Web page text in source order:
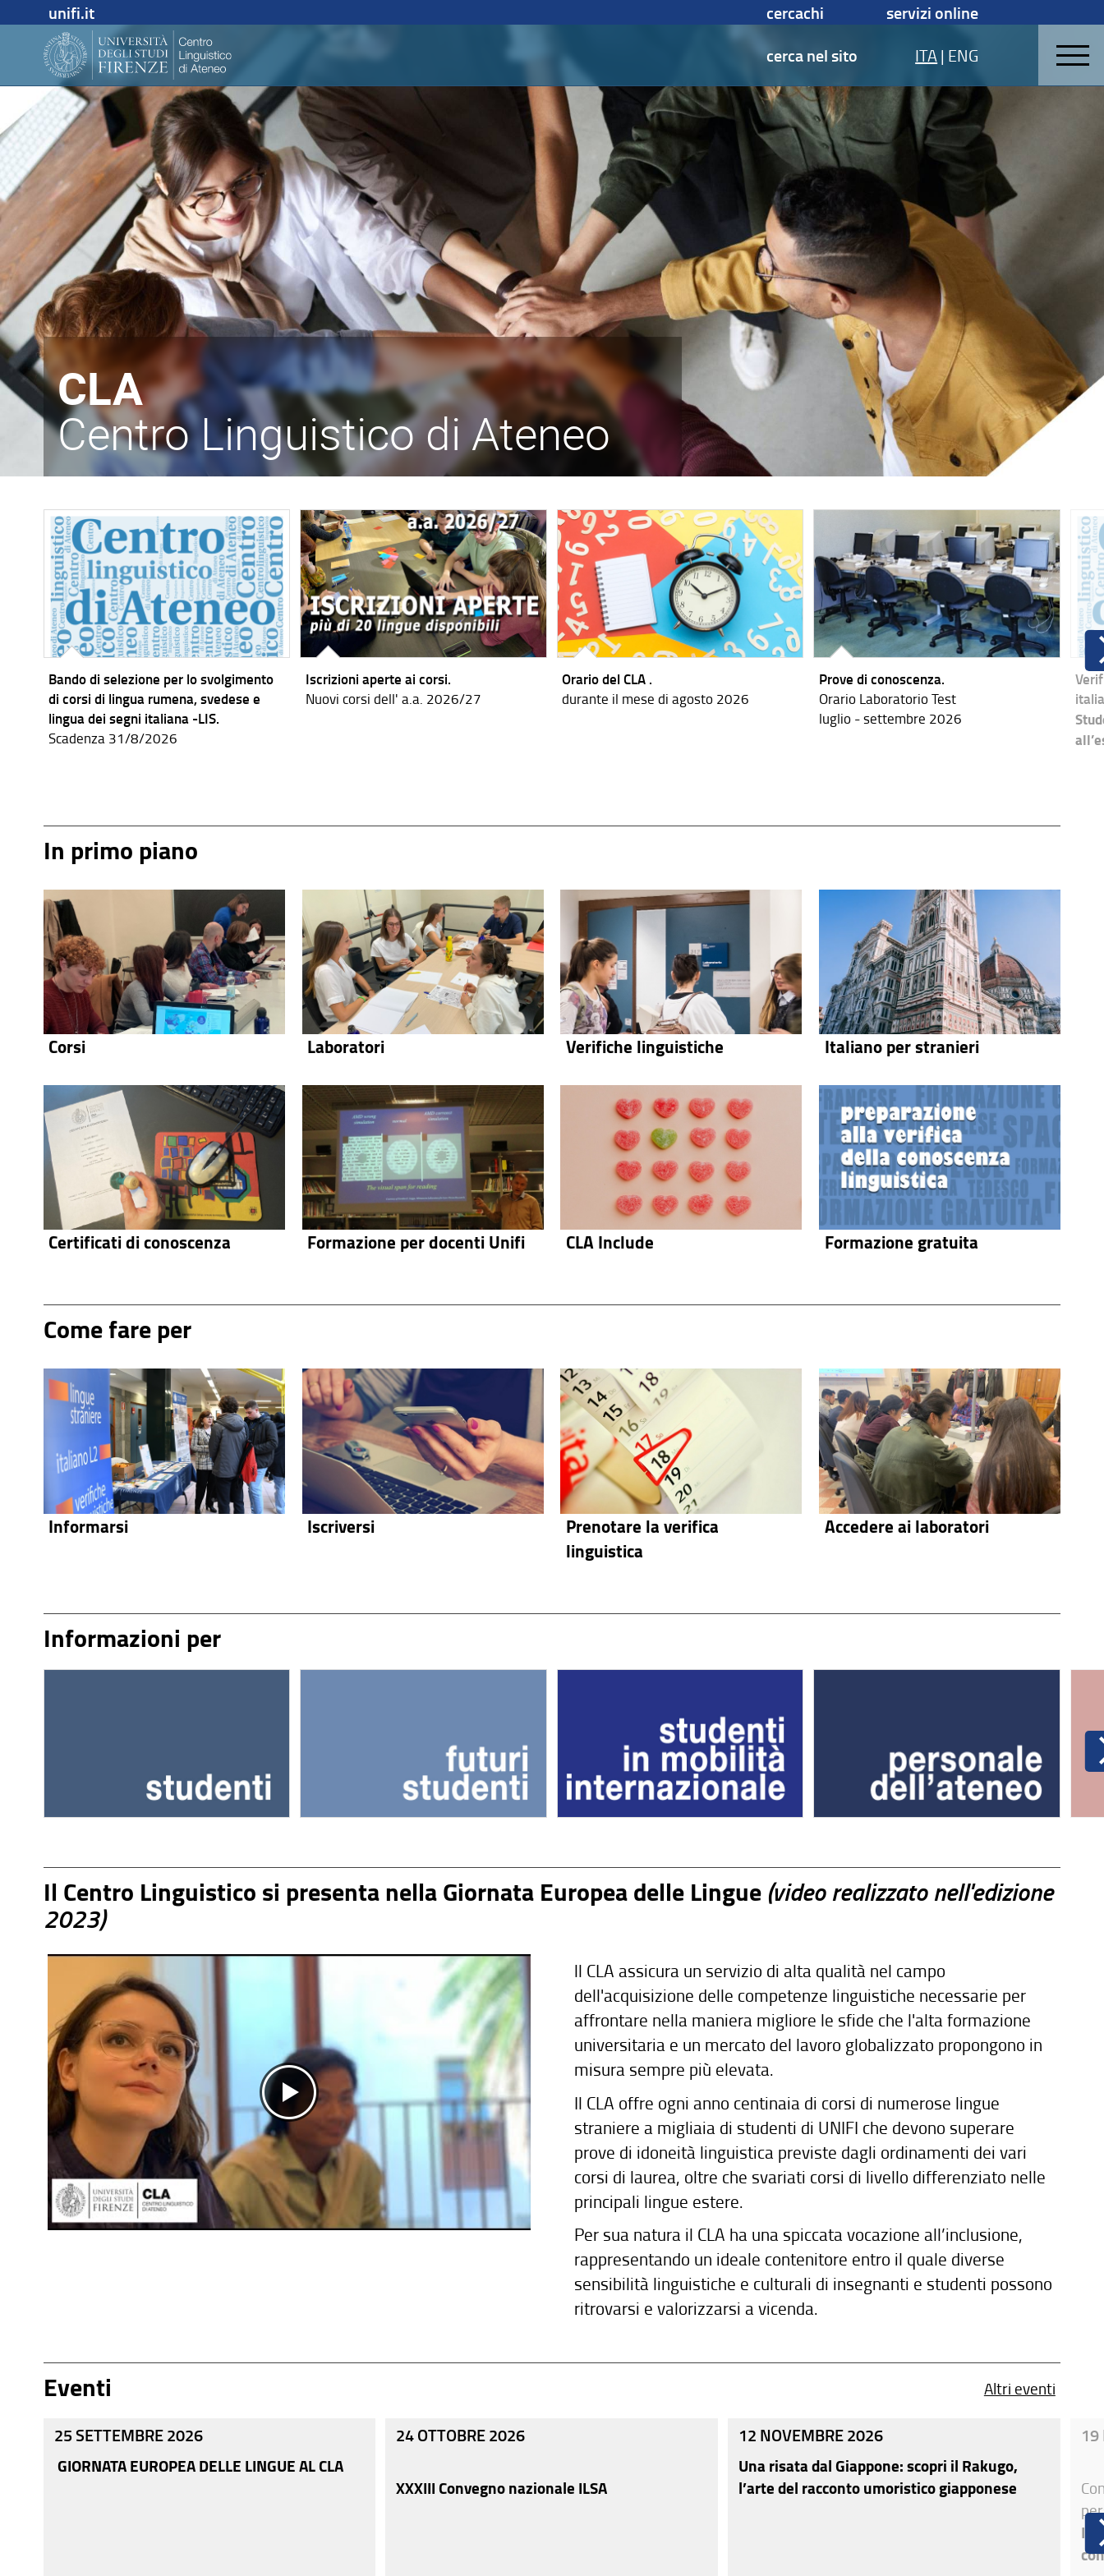
unifi.it cercachi
servizi online
cerca nel sito
ITA| ENG
CLA
Centro Linguistico di Ateneo
Bando di selezione per lo svolgimento
di corsi di lingua rumena, svedese e
lingua dei segni italiana -LIS.
Scadenza 31/8/2026
Iscrizioni aperte ai corsi.
Nuovi corsi dell' a.a. 2026/27
Orario del CLA .
durante il mese di agosto 2026
Prove di conoscenza.
Orario Laboratorio Test
luglio - settembre 2026
In primo piano
Corsi Laboratori Verifiche linguistiche Italiano per stranieri
Certificati di conoscenza Formazione per docenti Unifi CLA Include Formazione gratuita
Come fare per
Informarsi Iscriversi
Prenotare la verifica
linguistica
Accedere ai laboratori
Informazioni per
Il Centro Linguistico si presenta nella Giornata Europea delle Lingue (video realizzato nell'edizione
2023)
ll CLA assicura un servizio di alta qualità nel campo
dell'acquisizione delle competenze linguistiche necessarie per
affrontare nella maniera migliore le sfide che l'alta formazione
universitaria e un mercato del lavoro globalizzato propongono in
misura sempre più elevata.
Il CLA offre ogni anno centinaia di corsi di numerose lingue
straniere a migliaia di studenti di UNIFI che devono superare
prove di idoneità linguistica previste dagli ordinamenti dei vari
corsi di laurea, oltre che svariati corsi di livello differenziato nelle
principali lingue estere.
Per sua natura il CLA ha una spiccata vocazione all’inclusione,
rappresentando un ideale contenitore entro il quale diverse
sensibilità linguistiche e culturali di insegnanti e studenti possono
ritrovarsi e valorizzarsi a vicenda.
Eventi Altri eventi
25 SETTEMBRE 2026
GIORNATA EUROPEA DELLE LINGUE AL CLA
24 OTTOBRE 2026
XXXIII Convegno nazionale ILSA
12 NOVEMBRE 2026
Una risata dal Giappone: scopri il Rakugo,
l’arte del racconto umoristico giapponese
19